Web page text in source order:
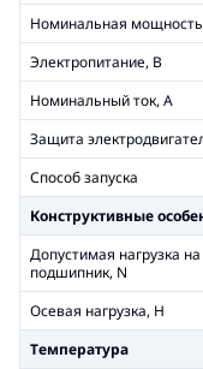
Номинальная
Электропитание, В
Номинальный ток, А
Защита
Способ запуска
Конструктивные
Допустимая нагрузка на
подшипник, N
Осевая нагрузка, Н
Температура